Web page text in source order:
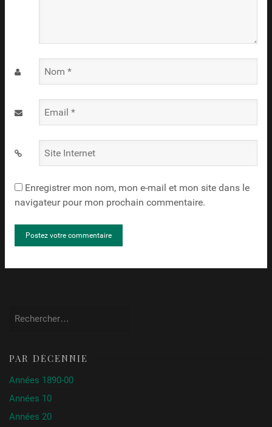
Nom
Email
Site
Internet
Enregistrer mon nom, mon e-mail et mon site dans le
navigateur pour mon prochain commentaire.
PAR DÉCENNIE
Années 1890-00
Années 10
Années 20